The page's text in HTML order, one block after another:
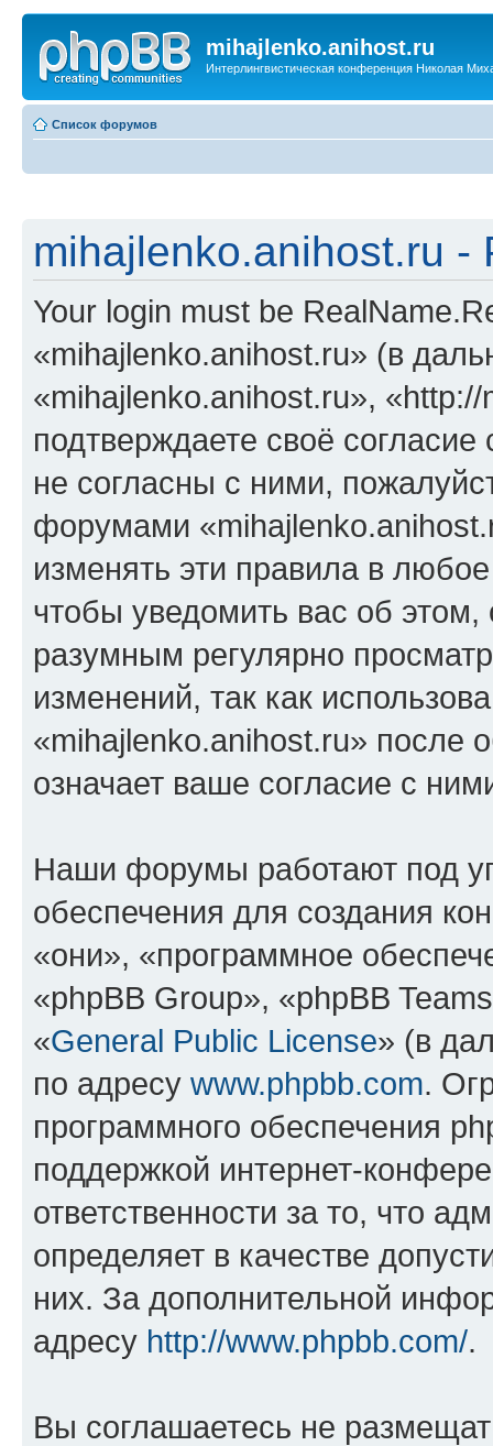
mihajlenko.anihost.ru
Интерлингвистическая конференция Николая
Список форумов
mihajlenko.anihost.ru -
Your login must be
«mihajlenko.anihost.ru» (в
«mihajlenko.anihost.ru»,
подтверждаете своё
не согласны с ними,
форумами
изменять эти правила в
чтобы уведомить вас об
разумным регулярно
изменений, так как
«mihajlenko.anihost.ru» после
означает ваше согласие с
Наши форумы работают под
обеспечения для создания
«они», «программное
«phpBB Group», «phpBB
«General Public License» (в
по адресу www.phpbb.com.
программного обеспечения
поддержкой интернет-
ответственности за то, что
определяет в качестве
них. За дополнительной
адресу http://www.phpbb.com/.
Вы соглашаетесь не